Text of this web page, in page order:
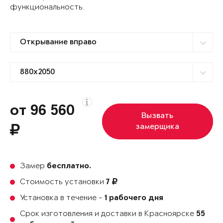
функциональность.
от 96 560
Вызвать
замерщика
Замер бесплатно.
Стоимость установки 7
Установка в течение - 1 рабочего дня
Срок изготовления и доставки в Красноярске 55